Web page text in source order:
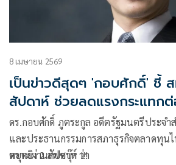
8 เมษายน 2569
เป็นข่าวดีสุดๆ 'กอบศักดิ์' ชี้ สหรัฐหยุดยิง 2
สัปดาห์ ช่วยลดแรงกระแทก
ได้มาก
ดร.กอบศักดิ์ ภูตระกูล อดีตรัฐมนตรีประจ
และประธานกรรมการสภาธุรกิจตลาดทุนไ
ความผ่านเฟซบุ๊ก ว่า
หยุดยิง 2 สัปดาห์ !!!